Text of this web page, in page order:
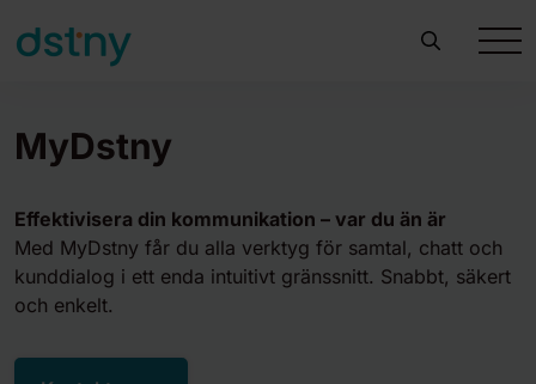
MyDstny
Effektivisera din kommunikation – var du än är
Med MyDstny får du alla verktyg för samtal, chatt och
kunddialog i ett enda intuitivt gränssnitt. Snabbt, säkert
och enkelt.